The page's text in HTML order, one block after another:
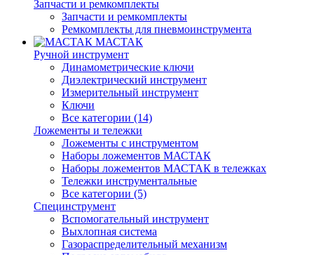
Запчасти и ремкомплекты
Запчасти и ремкомплекты
Ремкомплекты для пневмоинструмента
МАСТАК
Ручной инструмент
Динамометрические ключи
Диэлектрический инструмент
Измерительный инструмент
Ключи
Все категории (14)
Ложементы и тележки
Ложементы с инструментом
Наборы ложементов МАСТАК
Наборы ложементов МАСТАК в тележках
Тележки инструментальные
Все категории (5)
Специнструмент
Вспомогательный инструмент
Выхлопная система
Газораспределительный механизм